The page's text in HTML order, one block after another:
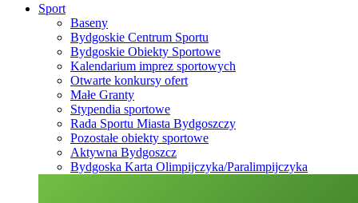
Sport
Baseny
Bydgoskie Centrum Sportu
Bydgoskie Obiekty Sportowe
Kalendarium imprez sportowych
Otwarte konkursy ofert
Małe Granty
Stypendia sportowe
Rada Sportu Miasta Bydgoszczy
Pozostałe obiekty sportowe
Aktywna Bydgoszcz
Bydgoska Karta Olimpijczyka/Paralimpijczyka